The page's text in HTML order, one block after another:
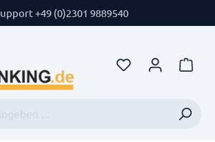
+49 (0)2301 9889540